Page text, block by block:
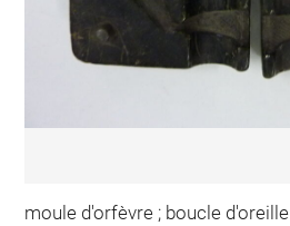
moule d'orfèvre ; boucle d'oreille